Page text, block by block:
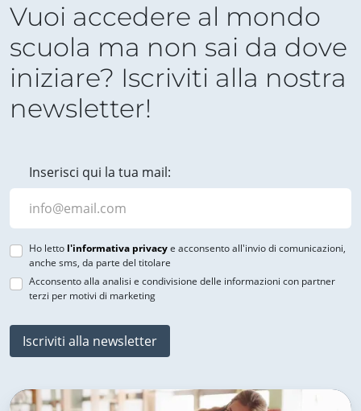
Vuoi accedere al mondo
scuola ma non sai da dove
iniziare? Iscriviti alla nostra
newsletter!
Inserisci qui la tua mail:
Ho letto l'informativa privacye acconsento all'invio di comunicazioni,
anche sms, da parte del titolare
Acconsento alla analisi e condivisione delle informazioni con partner
terzi per motivi di marketing
Iscriviti alla newsletter